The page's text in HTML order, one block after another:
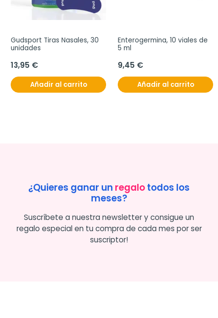
Gudsport Tiras Nasales, 30
unidades
13,95 €
Añadir al carrito
Enterogermina, 10 viales de
5 ml
9,45 €
Añadir al carrito
¿Quieres ganar un regalotodos los
meses?
Suscríbete a nuestra newsletter y consigue un
regalo especial en tu compra de cada mes por ser
suscriptor!